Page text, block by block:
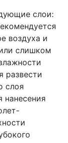
слои:
воздуха и
слишком
развести
слоя
нанесения